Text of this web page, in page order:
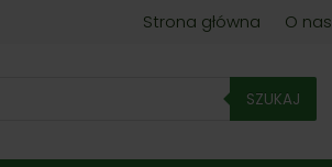
Strona główna O nas
SZUKAJ